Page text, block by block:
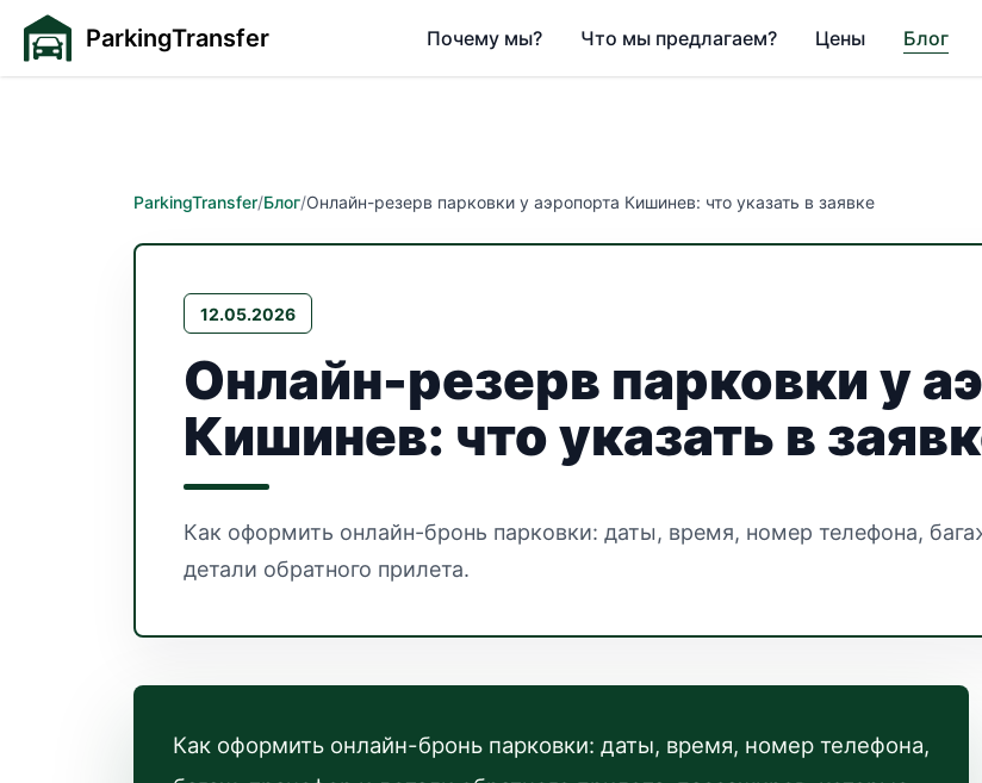
ParkingTransfer Почему мы? Что мы предлагаем? Цены Блог
ParkingTransfer/Блог/Онлайн-резерв парковки у аэропорта Кишинев: что указать в заявке
12.05.2026
Онлайн-резерв парковки у
Кишинев: что указать в
Как оформить онлайн-бронь парковки: даты, время, номер телефона,
детали обратного прилета.
Как оформить онлайн-бронь парковки: даты, время, номер телефона,